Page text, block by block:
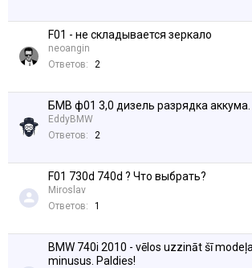
F01 - не складывается зеркало
neoangin
Ответов:
2
БМВ ф01 3,0 дизель разрядка аккума.
EddyBMW
Ответов:
2
F01 730d 740d ? Что выбрать?
Miroslav
Ответов:
1
BMW 740i 2010 - vēlos uzzināt šī
minusus. Paldies!